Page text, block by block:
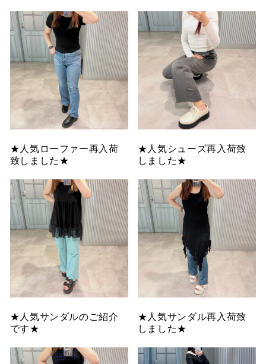
★人気ローファー再入荷
致しました★
★人気シューズ再入荷致
しました★
★人気サンダルのご紹介
です★
★人気サンダル再入荷致
しました★